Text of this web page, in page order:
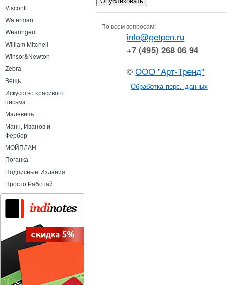
Visconti
Waterman
Wearingeul
William Mitchell
Winsor&Newton
Zebra
Вещь
Искусство красивого
письма
Малевичъ
Манн, Иванов и
Фербер
МОЙПЛАН
Поганка
Подписные Издания
Просто Работай
По всем вопросам:
info@getpen.ru
+7 (495) 268 06 94
©ООО "Арт-Тренд"
Обработка перс. данных